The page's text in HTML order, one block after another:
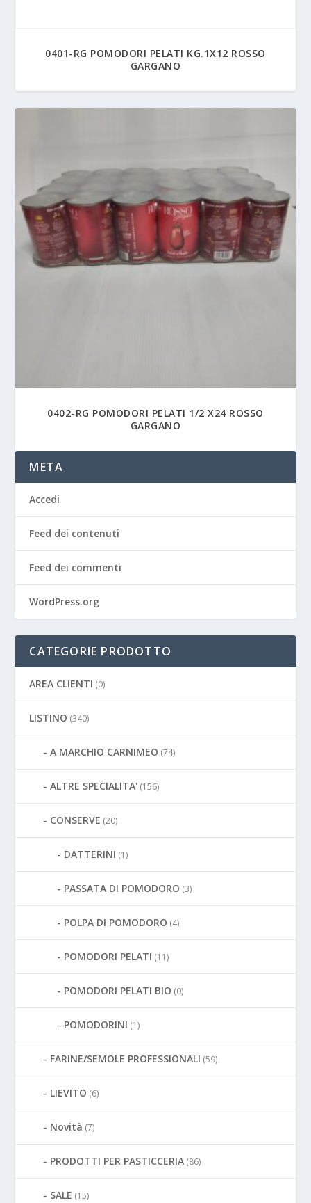
0401-RG POMODORI PELATI KG.1X12 ROSSO
GARGANO
0402-RG POMODORI PELATI 1/2 X24 ROSSO
GARGANO
META
Accedi
Feed dei contenuti
Feed dei commenti
WordPress.org
CATEGORIE PRODOTTO
AREA CLIENTI (0)
LISTINO (340)
A MARCHIO CARNIMEO (74)
ALTRE SPECIALITA' (156)
CONSERVE (20)
DATTERINI (1)
PASSATA DI POMODORO (3)
POLPA DI POMODORO (4)
POMODORI PELATI (11)
POMODORI PELATI BIO (0)
POMODORINI (1)
FARINE/SEMOLE PROFESSIONALI (59)
LIEVITO (6)
Novità (7)
PRODOTTI PER PASTICCERIA (86)
SALE (15)